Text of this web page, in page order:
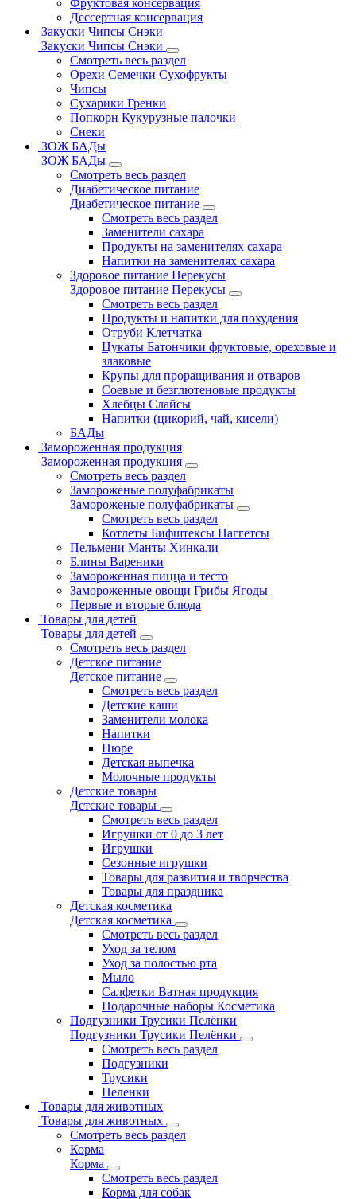
Фруктовая консервация
Дессертная консервация
Закуски Чипсы Снэки
Закуски Чипсы Снэки
Смотреть весь раздел
Орехи Семечки Сухофрукты
Чипсы
Сухарики Гренки
Попкорн Кукурузные палочки
Снеки
ЗОЖ БАДы
ЗОЖ БАДы
Смотреть весь раздел
Диабетическое питание
Диабетическое питание
Смотреть весь раздел
Заменители сахара
Продукты на заменителях сахара
Напитки на заменителях сахара
Здоровое питание Перекусы
Здоровое питание Перекусы
Смотреть весь раздел
Продукты и напитки для похудения
Отруби Клетчатка
Цукаты Батончики фруктовые, ореховые и
злаковые
Крупы для проращивания и отваров
Соевые и безглютеновые продукты
Хлебцы Слайсы
Напитки (цикорий, чай, кисели)
БАДы
Замороженная продукция
Замороженная продукция
Смотреть весь раздел
Замороженые полуфабрикаты
Замороженые полуфабрикаты
Смотреть весь раздел
Котлеты Бифштексы Наггетсы
Пельмени Манты Хинкали
Блины Вареники
Замороженная пицца и тесто
Замороженные овощи Грибы Ягоды
Первые и вторые блюда
Товары для детей
Товары для детей
Смотреть весь раздел
Детское питание
Детское питание
Смотреть весь раздел
Детские каши
Заменители молока
Напитки
Пюре
Детская выпечка
Молочные продукты
Детские товары
Детские товары
Смотреть весь раздел
Игрушки от 0 до 3 лет
Игрушки
Сезонные игрушки
Товары для развития и творчества
Товары для праздника
Детская косметика
Детская косметика
Смотреть весь раздел
Уход за телом
Уход за полостью рта
Мыло
Салфетки Ватная продукция
Подарочные наборы Косметика
Подгузники Трусики Пелёнки
Подгузники Трусики Пелёнки
Смотреть весь раздел
Подгузники
Трусики
Пеленки
Товары для животных
Товары для животных
Смотреть весь раздел
Корма
Корма
Смотреть весь раздел
Корма для собак